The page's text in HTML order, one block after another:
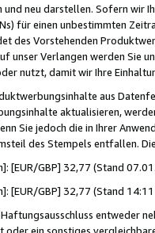
neu darstellen. Sofern wir
für einen unbestimmten
des Vorstehenden
unser Verlangen werden Sie
nutzt, damit wir Ihre
aus
aktualisieren,
Sie jedoch die in Ihrer
des Stempels entfallen.
[EUR/GBP] 32,77 (Stand
[EUR/GBP] 32,77 (Stand
entweder
ein sonstiges